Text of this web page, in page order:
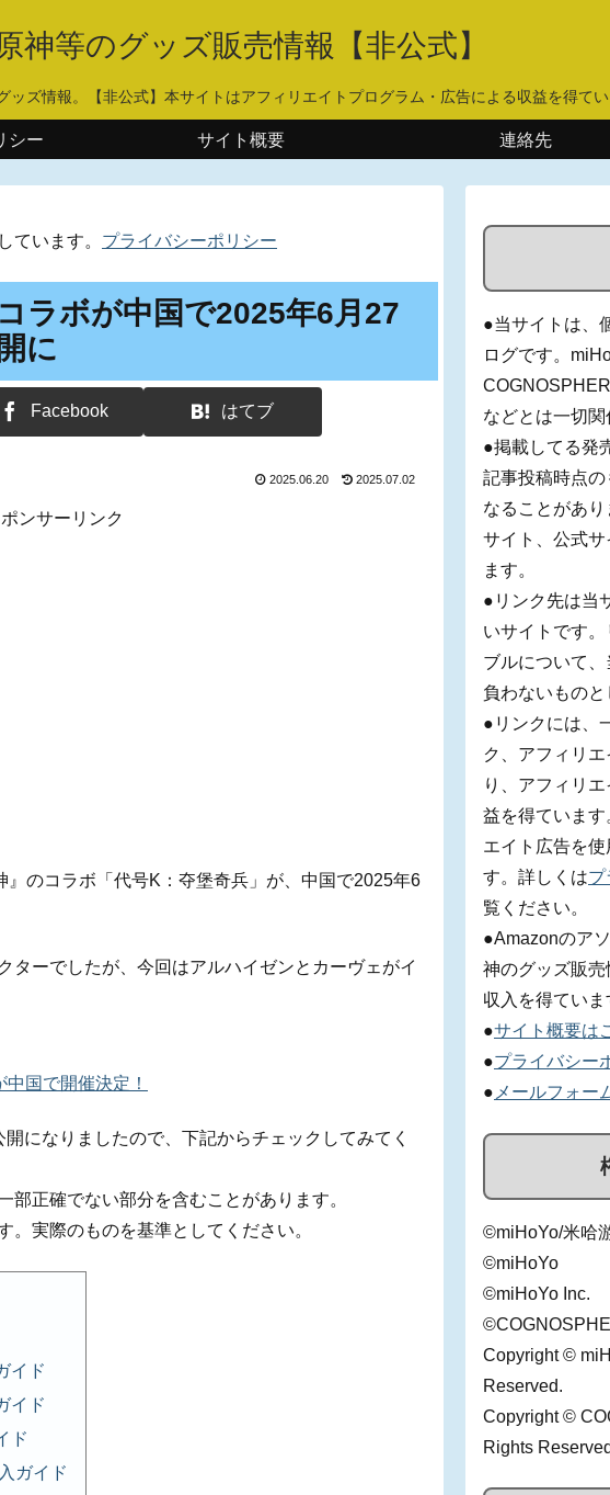
神等のグッズ販売情報【非公式】
ッズ情報。【非公式】本サイトはアフィリエイトプログラム・広告による収益を得て
シー サイト概要 連絡先
ています。 プライバシーポリシー
ラボが中国で2025年6月27
に
Facebook はてブ
2025.06.20 2025.07.02
ンサーリンク
』のコラボ「代号K：夺堡奇兵」が、中国で2025年6
ターでしたが、今回はアルハイゼンとカーヴェがイ
国で開催決定！
になりましたので、下記からチェックしてみてく
正確でない部分を含むことがあります。
実際のものを基準としてください。
イド
イド
ド
ガイド
●当サイトは、
ログです。
などとは一切関
●掲載してる発
記事投稿時点
なることがあ
サイト、公式
ます。
●リンク先は当
いサイトです
ブルについて
負わないものと
●リンクには、
ク、アフィリ
り、アフィリ
益を得ています
エイト広告を
す。詳しくはプ
覧ください。
●Amazonのア
神のグッズ販売
収入を得ていま
●サイト概要は
●プライバシー
● メールフォー
©miHoYo/米哈
©miHoYo
©miHoYo Inc.
Copyright ©
Reserved.
Copyright ©
Rights